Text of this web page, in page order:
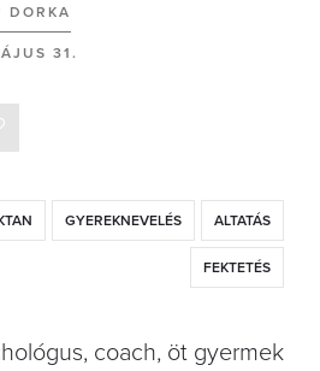
DORKA
31.
GYEREKNEVELÉS ALTATÁS
FEKTETÉS
coach, öt gyermek